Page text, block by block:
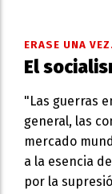
El
"Las guerras
general, las
mercado
a la esencia
por la
ERASE UNA